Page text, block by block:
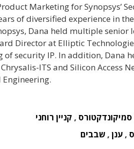
Marketing for Synopsys’
of diversified experience in
Dana held multiple
Director at Elliptic
security IP. In addition, Dana
ITS and Silicon Access
Engineering.
סמיקונדקטורס , קניין רוחני
, ענן , שבבים